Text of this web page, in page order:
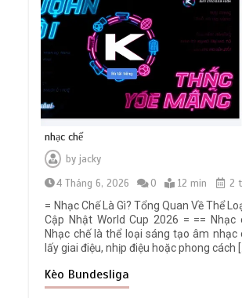
nhạc chế
byjacky
4 Tháng 6, 2026
0 12 min
2
= Nhạc Chế Là Gì? Tổng Quan Về Thể
Cập Nhật World Cup 2026 = == Nhạc
Nhạc chế là thể loại sáng tạo âm nhạc
lấy giai điệu, nhịp điệu hoặc phong cách
Kèo Bundesliga